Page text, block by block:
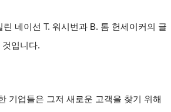
린 네이선 T. 워시번과 B. 톰 헌세이커의 글
것입니다.
기업들은 그저 새로운 고객을 찾기 위해